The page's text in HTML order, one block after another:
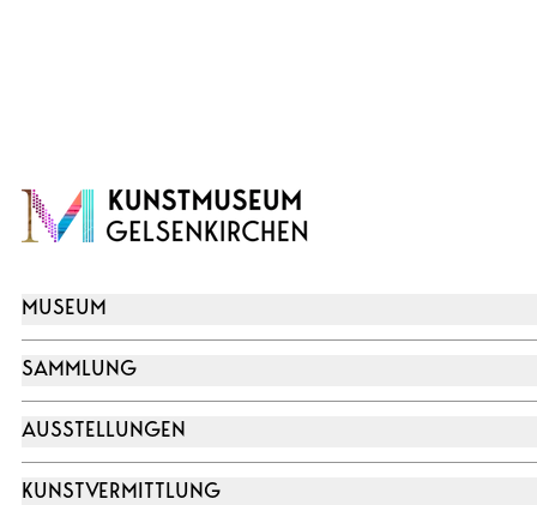
MUSEUM
SAMMLUNG
AUSSTELLUNGEN
KUNSTVERMITTLUNG